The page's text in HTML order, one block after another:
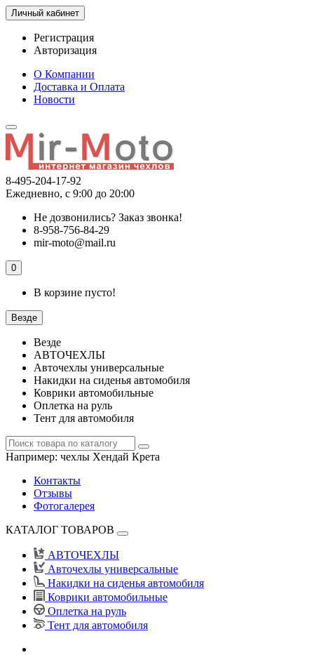
Личный кабинет
Регистрация
Авторизация
О Компании
Доставка и Оплата
Новости
8-495-204-17-92
Ежедневно, с 9:00 до 20:00
Не дозвонились? Заказ звонка!
8-958-756-84-29
mir-moto@mail.ru
0
В корзине пусто!
Везде
Везде
АВТОЧЕХЛЫ
Авточехлы универсальные
Накидки на сиденья автомобиля
Коврики автомобильные
Оплетка на руль
Тент для автомобиля
Например: чехлы Хендай Крета
Контакты
Отзывы
Фотогалерея
КАТАЛОГ ТОВАРОВ
АВТОЧЕХЛЫ
Авточехлы универсальные
Накидки на сиденья автомобиля
Коврики автомобильные
Оплетка на руль
Тент для автомобиля